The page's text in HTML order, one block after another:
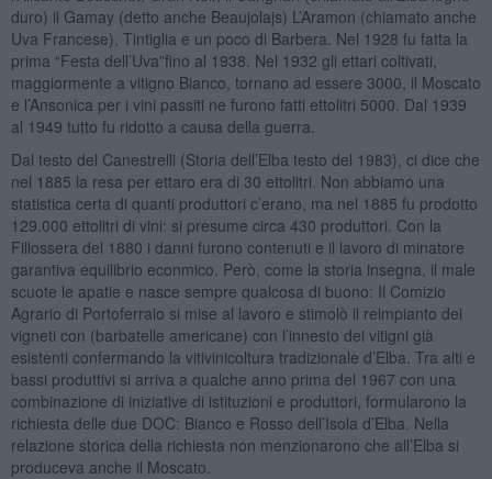
duro) il Gamay (detto anche Beaujolajs) L’Aramon (chiamato anche
Uva Francese), Tintiglia e un poco di Barbera. Nel 1928 fu fatta la
prima “Festa dell’Uva”fino al 1938. Nel 1932 gli ettari coltivati,
maggiormente a vitigno Bianco, tornano ad essere 3000, il Moscato
e l’Ansonica per i vini passiti ne furono fatti ettolitri 5000. Dal 1939
al 1949 tutto fu ridotto a causa della guerra.
Dal testo del Canestrelli (Storia dell’Elba testo del 1983), ci dice che
nel 1885 la resa per ettaro era di 30 ettolitri. Non abbiamo una
statistica certa di quanti produttori c’erano, ma nel 1885 fu prodotto
129.000 ettolitri di vini: si presume circa 430 produttori. Con la
Fillossera del 1880 i danni furono contenuti e il lavoro di minatore
garantiva equilibrio econmico. Però, come la storia insegna, il male
scuote le apatie e nasce sempre qualcosa di buono: Il Comizio
Agrario di Portoferraio si mise al lavoro e stimolò il reimpianto dei
vigneti con (barbatelle americane) con l’innesto dei vitigni già
esistenti confermando la vitivinicoltura tradizionale d’Elba. Tra alti e
bassi produttivi si arriva a qualche anno prima del 1967 con una
combinazione di iniziative di istituzioni e produttori, formularono la
richiesta delle due DOC: Bianco e Rosso dell’Isola d’Elba. Nella
relazione storica della richiesta non menzionarono che all’Elba si
produceva anche il Moscato.